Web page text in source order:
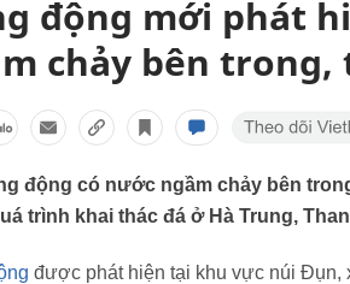
động mới phát
chảy bên trong,
động có nước ngầm chảy bên
trình khai thác đá ở Hà Trung,
được phát hiện tại khu vực núi Đụn,